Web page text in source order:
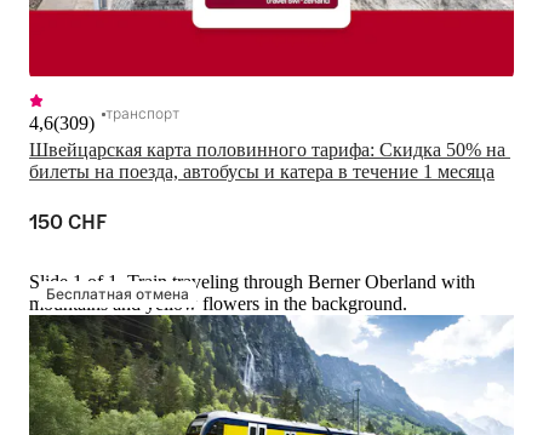
Швейцарская карта половинного тарифа: Скидка 50% на
билеты на поезда, автобусы и катера в течение 1 месяца
4,6(309) транспорт
150 CHF
Бесплатная отмена
Slide 1 of 1, Train traveling through Berner Oberland with
mountains and yellow flowers in the background.